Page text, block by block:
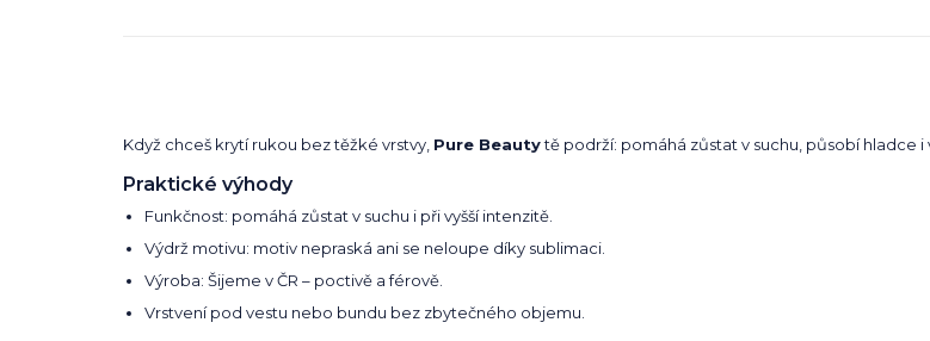
Když chceš krytí rukou bez těžké vrstvy, Pure Beautytě podrží: pomáhá zůstat v suchu, působí hladce i
Praktické výhody
Funkčnost: pomáhá zůstat v suchu i při vyšší intenzitě.
Výdrž motivu: motiv nepraská ani se neloupe díky sublimaci.
Výroba: Šijeme v ČR – poctivě a férově.
Vrstvení pod vestu nebo bundu bez zbytečného objemu.